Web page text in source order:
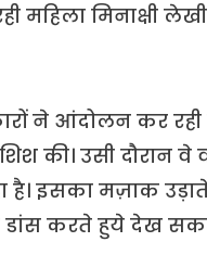
महिला मिनाक्षी
ने आंदोलन कर रही
की। उसी दौरान वे
है। इसका मज़ाक
करते हुये देख सकते